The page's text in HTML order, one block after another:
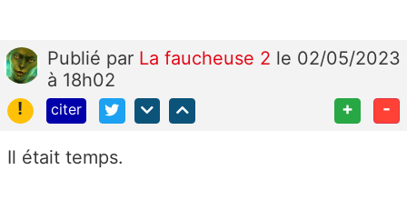
Publié par La faucheuse 2 le 02/05/2023
à 18h02
!
citer + -
Il était temps.